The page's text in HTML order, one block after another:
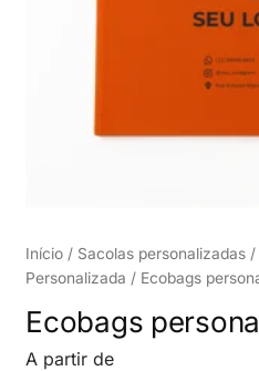
Início / Sacolas personalizadas /
Personalizada / Ecobags
Ecobags
A partir de